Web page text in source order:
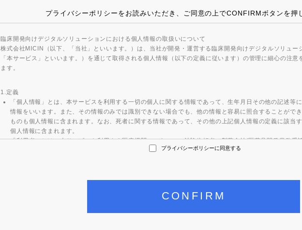
プライバシーポリシーをお読みいただき、ご同意の上でCONFIRMボタンを押
臨床開発向けデジタルソリューションにおける個人情報の取扱いについて
株式会社MICIN（以下、「当社」といいます。）は、当社が開発・運営する臨床開発向けデジタルソリュー
「本サービス」といいます。）を通じて取得される個人情報（以下の定義に従います）の管理に細心の注意
ます。
1.定義
「個人情報」とは、本サービスを利用する一切の個人に関する情報であって、生年月日その他の記述等
情報をいいます。また、その情報のみでは識別できない場合でも、他の情報と容易に照合することがで
ものも個人情報に含まれます。なお、死者に関する情報であって、その他の上記個人情報の定義に該当
個人情報に含まれます。
「利用者」とは、本サービスを利用する医療機関のスタッフ、治験依頼者（製薬会社/医薬品開発業務受
端末操作を通じて利用者が氏名、連絡先情報等を入力する場合
利用者が直接または書面等で提供する場合
プライバシーポリシーに同意する